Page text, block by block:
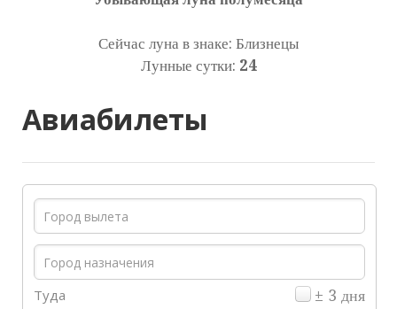
Сейчас луна в знаке: Близнецы
Лунные сутки: 24
Авиабилеты
Туда ± 3 дня